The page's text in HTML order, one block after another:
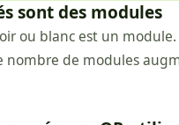
sont des modules
ou blanc est un module.
nombre de modules